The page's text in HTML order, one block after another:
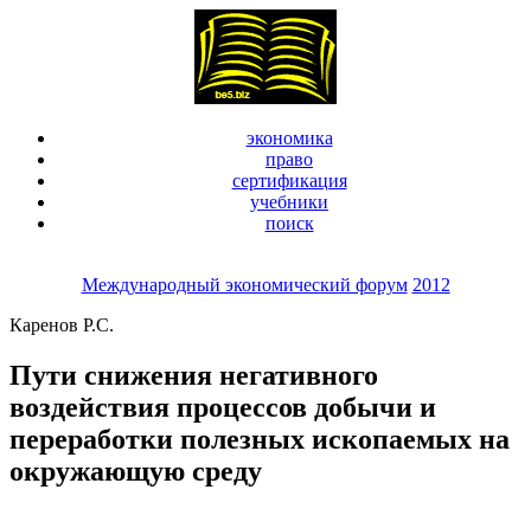
экономика
право
сертификация
учебники
поиск
Международный экономический форум 2012
Каренов Р.С.
Пути снижения негативного
воздействия процессов добычи и
переработки полезных ископаемых на
окружающую среду